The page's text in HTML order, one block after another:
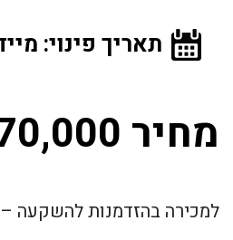
תאריך פינוי:
מחיר ₪1,470,000
למכירה בהזדמנות להשקעה –